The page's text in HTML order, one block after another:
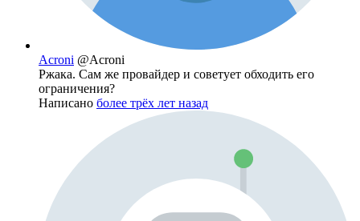
Acroni @Acroni
Ржака. Сам же провайдер и советует обходить его
ограничения?
Написано более трёх лет назад